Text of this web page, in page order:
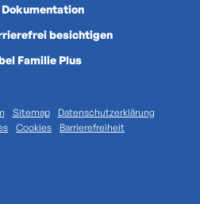
Dokumentation
besichtigen
Familie Plus
Sitemap
Datenschutzerklärung
Cookies Barrierefreiheit